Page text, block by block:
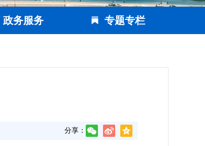
政务服务 专题专栏
分享：